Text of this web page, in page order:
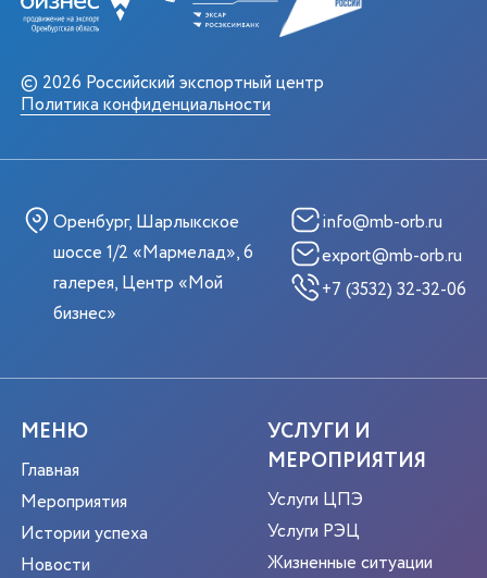
© 2026 Российский экспортный центр
Политика конфиденциальности
Оренбург, Шарлыкское
шоссе 1/2 «Мармелад», 6
галерея, Центр «Мой
бизнес»
info@mb-orb.ru
export@mb-orb.ru
+7 (3532) 32-32-06
МЕНЮ
Главная
Мероприятия
Истории успеха
Новости
УСЛУГИ И
МЕРОПРИЯТИЯ
Услуги ЦПЭ
Услуги РЭЦ
Жизненные ситуации